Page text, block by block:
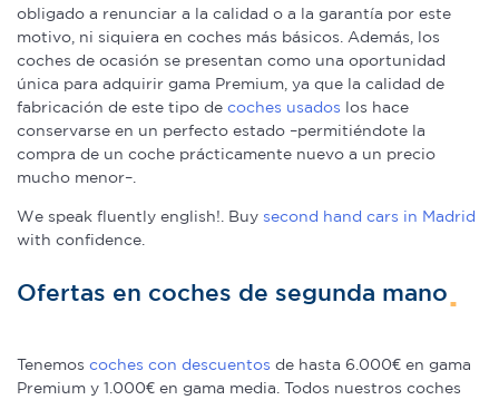
obligado a renunciar a la calidad o a la garantía por este
motivo, ni siquiera en coches más básicos. Además, los
coches de ocasión se presentan como una oportunidad
única para adquirir gama Premium, ya que la calidad de
fabricación de este tipo de coches usados los hace
conservarse en un perfecto estado –permitiéndote la
compra de un coche prácticamente nuevo a un precio
mucho menor–.
We speak fluently english!. Buy second hand cars in Madrid
with confidence.
Ofertas en coches de segunda mano
Tenemos coches con descuentos de hasta 6.000€ en gama
Premium y 1.000€ en gama media. Todos nuestros coches